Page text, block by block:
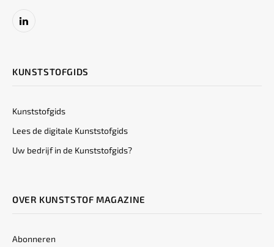
LinkedIn
KUNSTSTOFGIDS
Kunststofgids
Lees de digitale Kunststofgids
Uw bedrijf in de Kunststofgids?
OVER KUNSTSTOF MAGAZINE
Abonneren